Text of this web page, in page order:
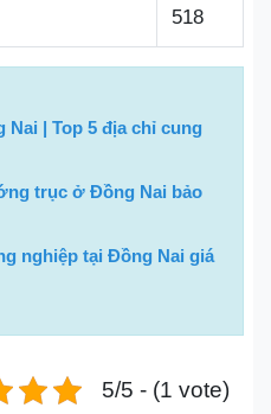
518
| Top 5 địa chỉ cung
trục ở Đồng Nai bảo
nghiệp tại Đồng Nai giá
5/5 - (1 vote)